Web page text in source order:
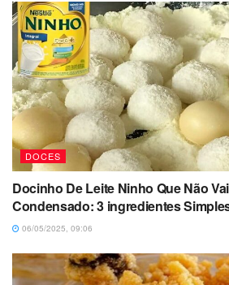
DOCES
Docinho De Leite Ninho Que Não
Condensado: 3 ingredientes
06/05/2025, 09:06